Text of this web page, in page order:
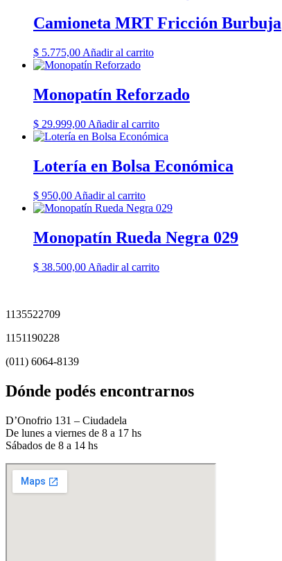
Camioneta MRT Fricción Burbuja
$ 5.775,00 Añadir al carrito
Monopatín Reforzado
$ 29.999,00 Añadir al carrito
Lotería en Bolsa Económica
$ 950,00 Añadir al carrito
Monopatín Rueda Negra 029
$ 38.500,00 Añadir al carrito
1135522709
1151190228
(011) 6064-8139
Dónde podés encontrarnos
D’Onofrio 131 – Ciudadela
De lunes a viernes de 8 a 17 hs
Sábados de 8 a 14 hs